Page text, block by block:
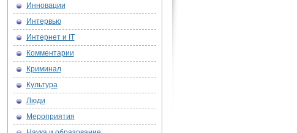
Инновации
Интервью
Интернет и IT
Комментарии
Криминал
Культура
Люди
Мероприятия